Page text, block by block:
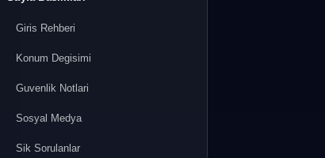
Giris Rehberi
Konum Degisimi
Guvenlik Notlari
Sosyal Medya
Sik Sorulanlar